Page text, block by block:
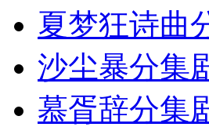
夏梦狂诗曲
沙尘暴分集
慕胥辞分集